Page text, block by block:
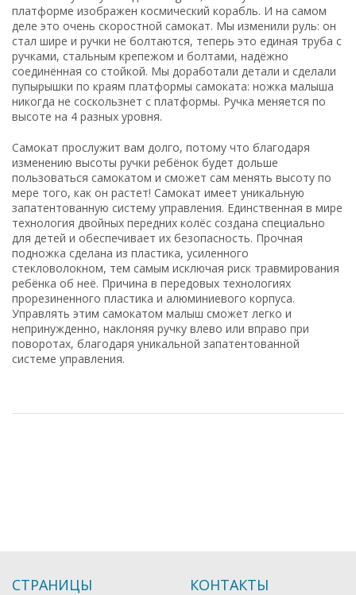
платформе изображен космический корабль. И на самом
деле это очень скоростной самокат. Мы изменили руль: он
стал шире и ручки не болтаются, теперь это единая труба с
ручками, стальным крепежом и болтами, надёжно
соединённая со стойкой. Мы доработали детали и сделали
пупырышки по краям платформы самоката: ножка малыша
никогда не соскользнет с платформы. Ручка меняется по
высоте на 4 разных уровня.
Самокат прослужит вам долго, потому что благодаря
изменению высоты ручки ребёнок будет дольше
пользоваться самокатом и сможет сам менять высоту по
мере того, как он растет! Самокат имеет уникальную
запатентованную систему управления. Единственная в мире
технология двойных передних колёс создана специально
для детей и обеспечивает их безопасность. Прочная
подножка сделана из пластика, усиленного
стекловолокном, тем самым исключая риск травмирования
ребёнка об неё. Причина в передовых технологиях
прорезиненного пластика и алюминиевого корпуса.
Управлять этим самокатом малыш сможет легко и
непринужденно, наклоняя ручку влево или вправо при
поворотах, благодаря уникальной запатентованной
системе управления.
СТРАНИЦЫ КОНТАКТЫ